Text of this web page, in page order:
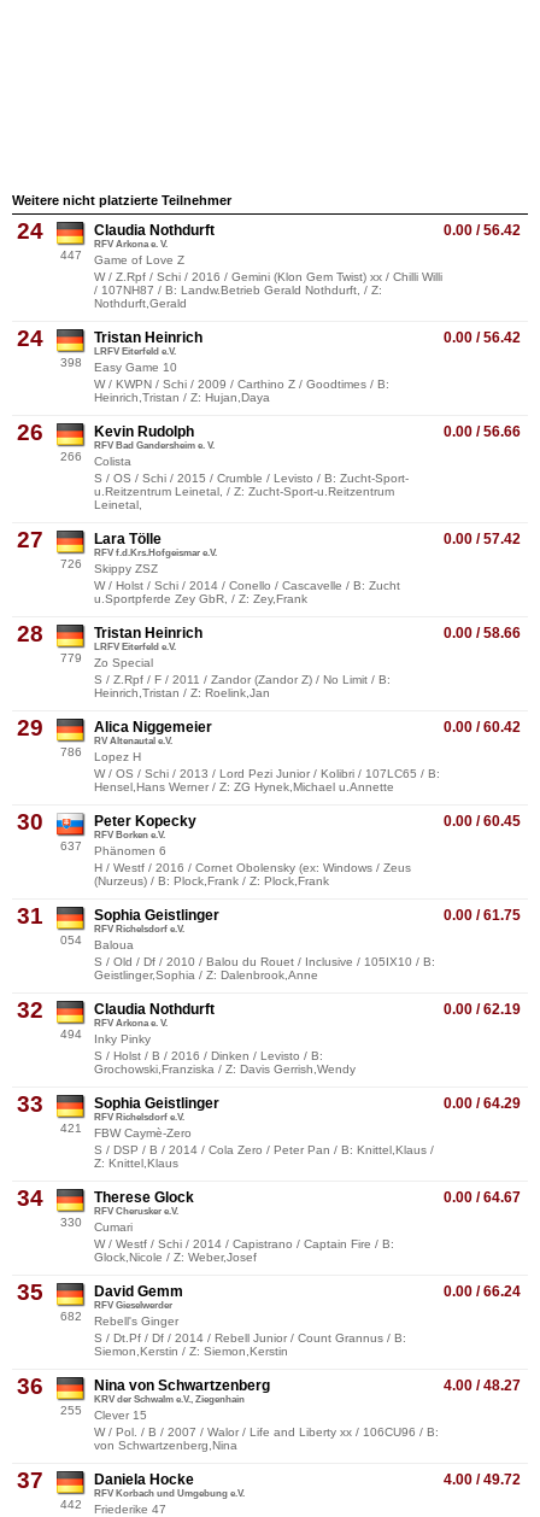
Weitere nicht platzierte Teilnehmer
24
447
0.00 / 56.42
Claudia Nothdurft
RFV Arkona e. V.
Game of Love Z
W / Z.Rpf / Schi / 2016 / Gemini (Klon Gem Twist) xx / Chilli Willi
/ 107NH87 / B: Landw.Betrieb Gerald Nothdurft, / Z:
Nothdurft,Gerald
24
398
0.00 / 56.42
Tristan Heinrich
LRFV Eiterfeld e.V.
Easy Game 10
W / KWPN / Schi / 2009 / Carthino Z / Goodtimes / B:
Heinrich,Tristan / Z: Hujan,Daya
26
266
0.00 / 56.66
Kevin Rudolph
RFV Bad Gandersheim e. V.
Colista
S / OS / Schi / 2015 / Crumble / Levisto / B: Zucht-Sport-
u.Reitzentrum Leinetal, / Z: Zucht-Sport-u.Reitzentrum
Leinetal,
27
726
0.00 / 57.42
Lara Tölle
RFV f.d.Krs.Hofgeismar e.V.
Skippy ZSZ
W / Holst / Schi / 2014 / Conello / Cascavelle / B: Zucht
u.Sportpferde Zey GbR, / Z: Zey,Frank
28
779
0.00 / 58.66
Tristan Heinrich
LRFV Eiterfeld e.V.
Zo Special
S / Z.Rpf / F / 2011 / Zandor (Zandor Z) / No Limit / B:
Heinrich,Tristan / Z: Roelink,Jan
29
786
0.00 / 60.42
Alica Niggemeier
RV Altenautal e.V.
Lopez H
W / OS / Schi / 2013 / Lord Pezi Junior / Kolibri / 107LC65 / B:
Hensel,Hans Werner / Z: ZG Hynek,Michael u.Annette
30
637
0.00 / 60.45
Peter Kopecky
RFV Borken e.V.
Phänomen 6
H / Westf / 2016 / Cornet Obolensky (ex: Windows / Zeus
(Nurzeus) / B: Plock,Frank / Z: Plock,Frank
31
054
0.00 / 61.75
Sophia Geistlinger
RFV Richelsdorf e.V.
Baloua
S / Old / Df / 2010 / Balou du Rouet / Inclusive / 105IX10 / B:
Geistlinger,Sophia / Z: Dalenbrook,Anne
32
494
0.00 / 62.19
Claudia Nothdurft
RFV Arkona e. V.
Inky Pinky
S / Holst / B / 2016 / Dinken / Levisto / B:
Grochowski,Franziska / Z: Davis Gerrish,Wendy
33
421
0.00 / 64.29
Sophia Geistlinger
RFV Richelsdorf e.V.
FBW Caymè-Zero
S / DSP / B / 2014 / Cola Zero / Peter Pan / B: Knittel,Klaus /
Z: Knittel,Klaus
34
330
0.00 / 64.67
Therese Glock
RFV Cherusker e.V.
Cumari
W / Westf / Schi / 2014 / Capistrano / Captain Fire / B:
Glock,Nicole / Z: Weber,Josef
35
682
0.00 / 66.24
David Gemm
RFV Gieselwerder
Rebell's Ginger
S / Dt.Pf / Df / 2014 / Rebell Junior / Count Grannus / B:
Siemon,Kerstin / Z: Siemon,Kerstin
36
255
4.00 / 48.27
Nina von Schwartzenberg
KRV der Schwalm e.V., Ziegenhain
Clever 15
W / Pol. / B / 2007 / Walor / Life and Liberty xx / 106CU96 / B:
von Schwartzenberg,Nina
37
442
4.00 / 49.72
Daniela Hocke
RFV Korbach und Umgebung e.V.
Friederike 47